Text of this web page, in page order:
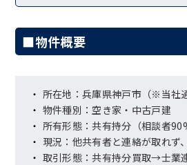
■物件概要
所在地：兵庫県神戸市（※当社
物件種別：空き家・中古戸建
所有形態：共有持分（相談者
現況：他共有者と連絡が取れず
取引形態：共有持分買取→士業